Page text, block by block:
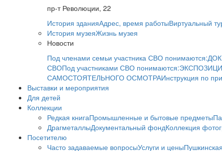
пр-т Революции, 22
История зданияАдрес, время работыВиртуальный
История музеяЖизнь музея
Новости
Под членами семьи участника СВО понимаются:
СВОПод участниками СВО понимаются:
САМОСТОЯТЕЛЬНОГО ОСМОТРАИнструкция по
Выставки и мероприятия
Для детей
Коллекции
Редкая книгаПромышленные и бытовые предметы
ДрагметаллыДокументальный фондКоллекция
Посетителю
Часто задаваемые вопросыУслуги и цены